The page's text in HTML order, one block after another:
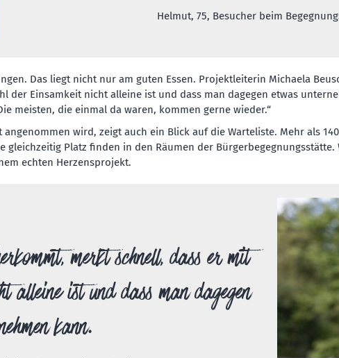
Helmut, 75, Besucher beim
Das liegt nicht nur am guten Essen. Projektleiterin Michaela
der Einsamkeit nicht alleine ist und dass man dagegen etwas
meisten, die einmal da waren, kommen gerne wieder.“
wird, zeigt auch ein Blick auf die Warteliste. Mehr als
gleichzeitig Platz finden in den Räumen der Bürgerbegegnungsstätte.
echten Herzensprojekt.
merkt schnell, dass er mit
alleine ist und dass man dagegen
kann.